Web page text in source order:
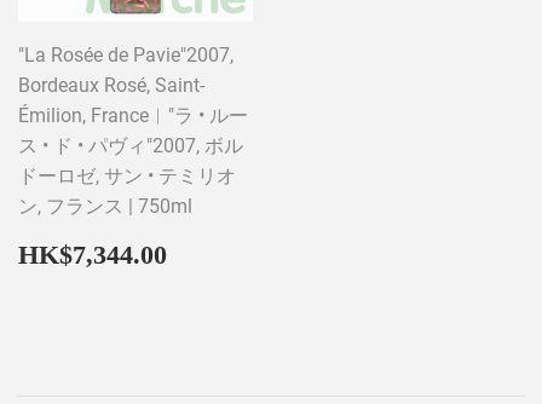
"La Rosée de Pavie"2007,
Bordeaux Rosé, Saint-
Émilion, France︱"ラ • ルー
ス • ド • パヴィ"2007, ボル
ドーロゼ, サン • テミリオ
ン, フランス | 750ml
Regular
price
HK$7,344.00